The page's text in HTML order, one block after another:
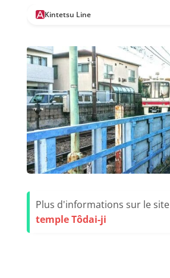
Kintetsu Line
Plus d'informations sur le
temple Tôdai-ji